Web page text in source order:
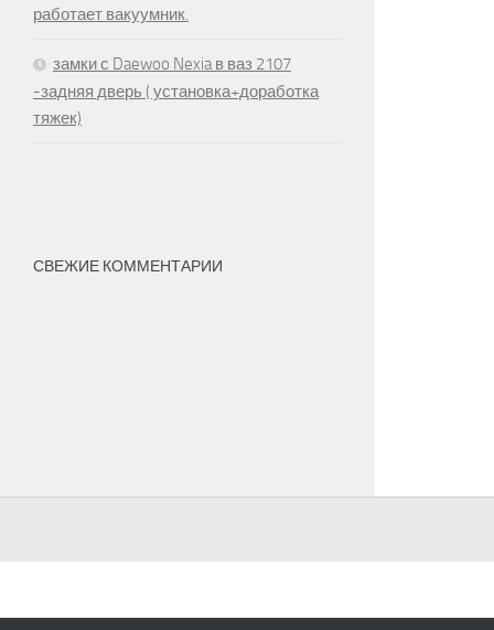
работает вакуумник.
замки с Daewoo Nexia в ваз 2107
-задняя дверь ( установка+доработка
тяжек)
СВЕЖИЕ КОММЕНТАРИИ